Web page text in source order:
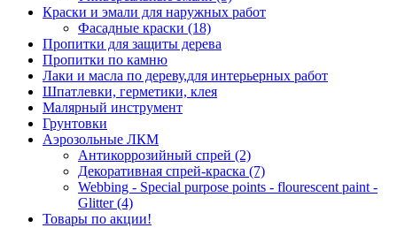
Краски и эмали для наружных работ
Фасадные краски (18)
Пропитки для защиты дерева
Пропитки по камню
Лаки и масла по дереву,для интерьерных работ
Шпатлевки, герметики, клея
Малярный инструмент
Грунтовки
Аэрозольные ЛКМ
Антикоррозийный спрей (2)
Декоративная спрей-краска (7)
Webbing - Special purpose points - flourescent paint -
Glitter (4)
Товары по акции!